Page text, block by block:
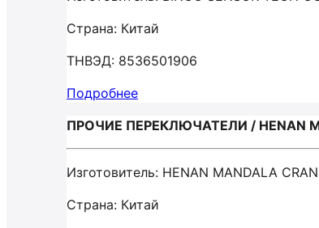
Страна: Китай
ТНВЭД: 8536501906
Подробнее
ПРОЧИЕ ПЕРЕКЛЮЧАТЕЛИ / HENAN
Изготовитель: HENAN MANDALA
Страна: Китай